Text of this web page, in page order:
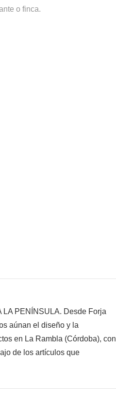
o finca.
LA PENÍNSULA. Desde Forja
aúnan el diseño y la
en La Rambla (Córdoba), con
de los artículos que